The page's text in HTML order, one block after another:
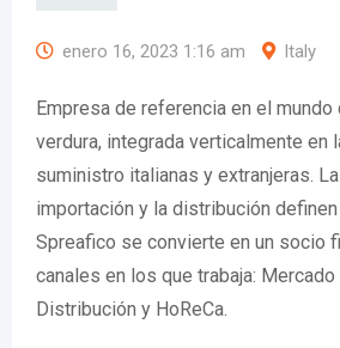
enero 16, 2023 1:16 am Italy
Empresa de referencia en el mundo
verdura, integrada verticalmente en
suministro italianas y extranjeras.
importación y la distribución
Spreafico se convierte en un socio
canales en los que trabaja: Mercado
Distribución y HoReCa.